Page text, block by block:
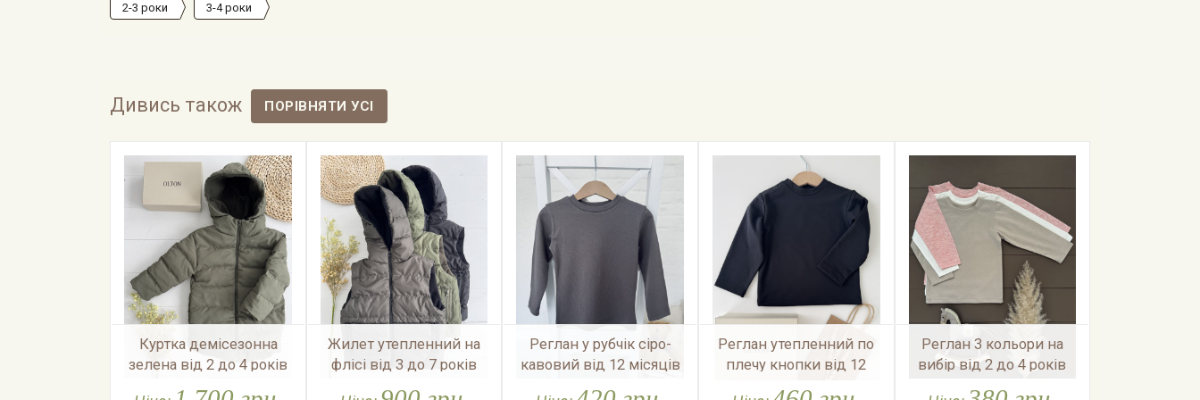
2-3 роки 3-4 роки
Дивись також
Куртка демісезонна
зелена від 2 до 4 років
Жилет утепленний на
флісі від 3 до 7 років
Реглан у рубчік сіро-
кавовий від 12 місяців
Реглан утепленний по
плечу кнопки від 12
Реглан 3 кольори на
вибір від 2 до 4 років